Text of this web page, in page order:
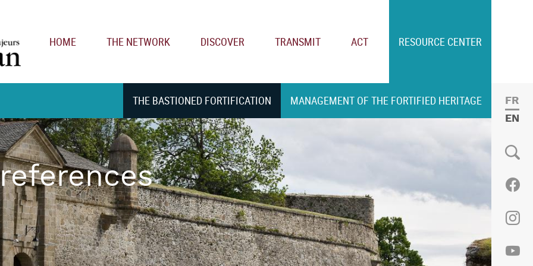
HOME THE NETWORK DISCOVER TRANSMIT ACT RESOURCE CENTER
Social
THE BASTIONED FORTIFICATION MANAGEMENT OF THE FORTIFIED HERITAGE